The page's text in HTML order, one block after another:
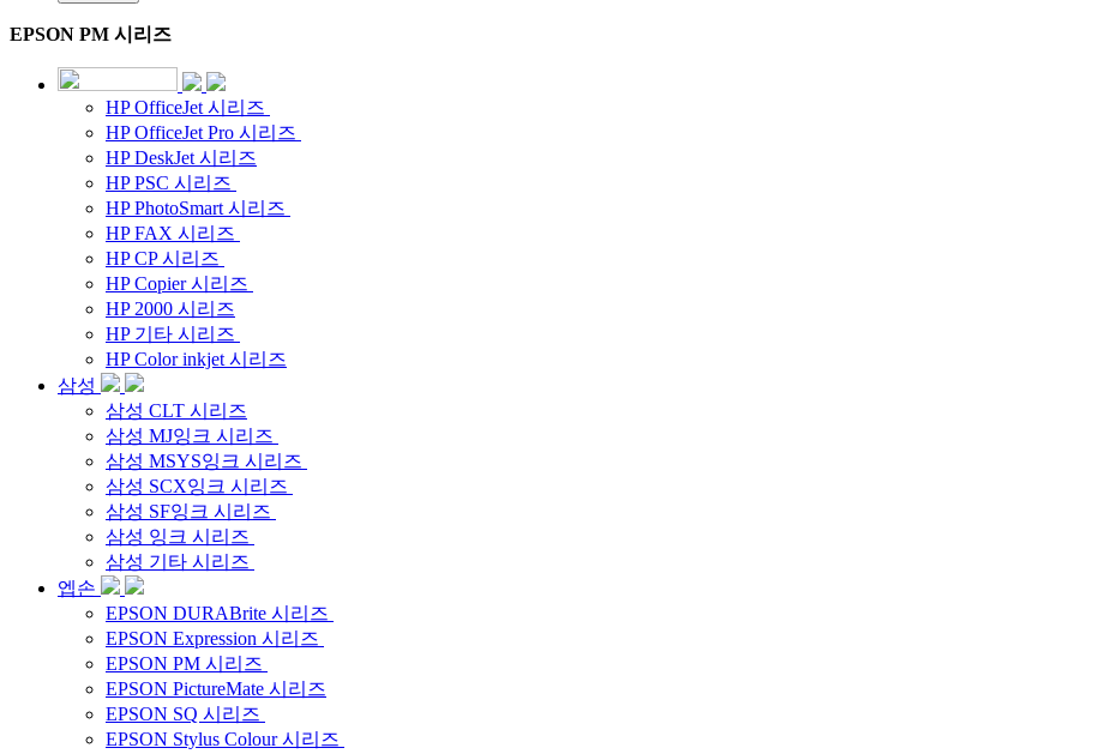
EPSON PM 시리즈
HP OfficeJet 시리즈
HP OfficeJet Pro 시리즈
HP DeskJet 시리즈
HP PSC 시리즈
HP PhotoSmart 시리즈
HP FAX 시리즈
HP CP 시리즈
HP Copier 시리즈
HP 2000 시리즈
HP 기타 시리즈
HP Color inkjet 시리즈
삼성
삼성 CLT 시리즈
삼성 MJ잉크 시리즈
삼성 MSYS잉크 시리즈
삼성 SCX잉크 시리즈
삼성 SF잉크 시리즈
삼성 잉크 시리즈
삼성 기타 시리즈
엡손
EPSON DURABrite 시리즈
EPSON Expression 시리즈
EPSON PM 시리즈
EPSON PictureMate 시리즈
EPSON SQ 시리즈
EPSON Stylus Colour 시리즈